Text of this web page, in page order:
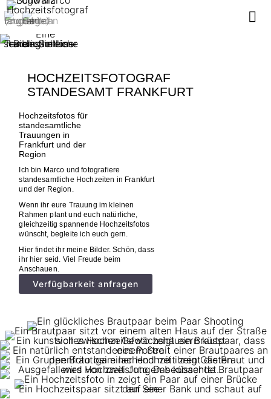

HOCHZEITS­FOTOGRAF
STANDESAMT FRANKFURT
Hochzeitsfotos für
standesamtliche
Trauungen in
Frankfurt und der
Region
Ich bin Marco und fotografiere
standesamtliche Hochzeiten in Frankfurt
und der Region.
Wenn ihr eure Trauung im kleinen
Rahmen plant und euch natürliche,
gleichzeitig spannende Hochzeitsfotos
wünscht, begleite ich euch gern.
Hier findet ihr meine Bilder. Schön, dass
ihr hier seid. Viel Freude beim
Anschauen.
Verfügbarkeit anfragen